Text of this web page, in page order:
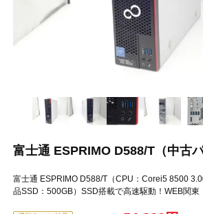
富士通 ESPRIMO D588/T（中古パ
富士通 ESPRIMO D588/T（CPU：Corei5 8500
品SSD：500GB）SSD搭載で高速駆動！WEB関東